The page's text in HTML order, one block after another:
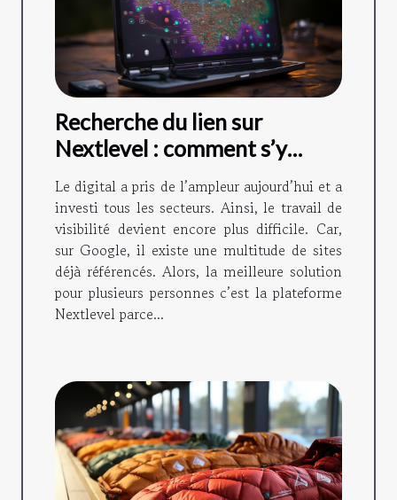
Recherche du lien sur
Nextlevel : comment s’y
prendre ?
Le digital a pris de l’ampleur aujourd’hui et a
investi tous les secteurs. Ainsi, le travail de
visibilité devient encore plus difficile. Car,
sur Google, il existe une multitude de sites
déjà référencés. Alors, la meilleure solution
pour plusieurs personnes c’est la plateforme
Nextlevel parce...